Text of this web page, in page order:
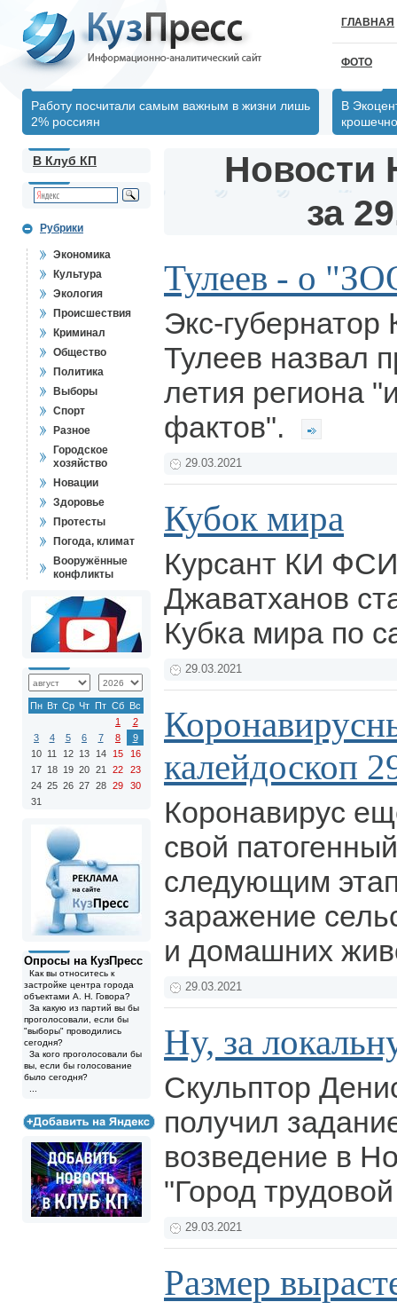
ГЛАВНАЯ
ФОТО
Работу посчитали самым важным в жизни лишь
2% россиян
В
В Клуб КП
Рубрики
Экономика
Культура
Экология
Происшествия
Криминал
Общество
Политика
Выборы
Спорт
Разное
Городское
хозяйство
Новации
Здоровье
Протесты
Погода, климат
Вооружённые
конфликты
Пн Вт Ср Чт Пт Сб Вс
1
2
3
4 5 6 7 8
9
10 11 12 13 14 15
16
17 18 19 20 21 22
23
24 25 26 27 28 29
30
31
Опросы на КузПресс
Как вы относитесь к
застройке центра города
объектами А. Н. Говора?
За какую из партий вы бы
проголосовали, если бы
"выборы" проводились
сегодня?
За кого проголосовали бы
вы, если бы голосование
было сегодня?
Новости
за
Тулеев - о
Экс-
Тулеев назвал
летия региона
фактов".
29.03.2021
Кубок мира
Курсант КИ
Джаватханов
Кубка мира по
29.03.2021
калейдоскоп
Коронавирус
свой
следующим
заражение
и домашних
29.03.2021
Ну, за
Скульптор
получил
возведение в
"Город
29.03.2021
Размер